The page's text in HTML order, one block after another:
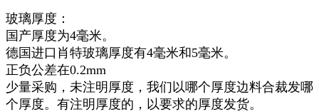
玻璃厚度：
国产厚度为4毫米。
德国进口肖特玻璃厚度有4毫米和5毫米。
正负公差在0.2mm
少量采购，未注明厚度，我们以哪个厚度边料合裁发哪
个厚度。有注明厚度的，以要求的厚度发货。